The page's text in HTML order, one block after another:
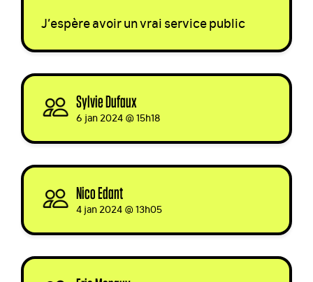
J’espère avoir un vrai service public
Sylvie Dufaux
6 jan 2024 @ 15h18
Nico Edant
4 jan 2024 @ 13h05